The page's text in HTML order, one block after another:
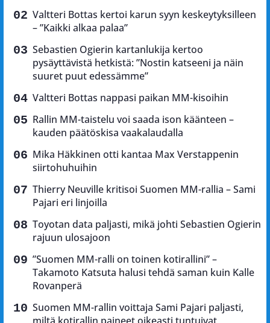
Valtteri Bottas kertoi karun syyn keskeytyksilleen
– ”Kaikki alkaa palaa”
Sebastien Ogierin kartanlukija kertoo
pysäyttävistä hetkistä: ”Nostin katseeni ja näin
suuret puut edessämme”
Valtteri Bottas nappasi paikan MM-kisoihin
Rallin MM-taistelu voi saada ison käänteen –
kauden päätöskisa vaakalaudalla
Mika Häkkinen otti kantaa Max Verstappenin
siirtohuhuihin
Thierry Neuville kritisoi Suomen MM-rallia – Sami
Pajari eri linjoilla
Toyotan data paljasti, mikä johti Sebastien Ogierin
rajuun ulosajoon
”Suomen MM-ralli on toinen kotirallini” –
Takamoto Katsuta halusi tehdä saman kuin Kalle
Rovanperä
Suomen MM-rallin voittaja Sami Pajari paljasti,